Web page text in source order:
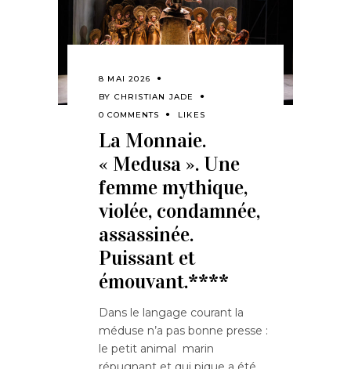
8 MAI 2026
BY CHRISTIAN JADE
0 COMMENTS
LIKES
La Monnaie.
« Medusa ». Une
femme mythique,
violée, condamnée,
assassinée.
Puissant et
émouvant.****
Dans le langage courant la
méduse n’a pas bonne presse :
le petit animal marin